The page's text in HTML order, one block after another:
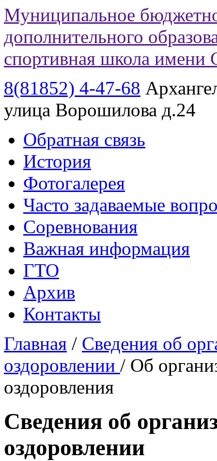
Муниципальное
дополнительного
спортивная школа имени
8(81852) 4-47-68
улица Ворошилова д.24
Обратная связь
История
Фотогалерея
Часто задаваемые
Соревнования
Важная информация
ГТО
Архив
Контакты
Главная / Сведения об
оздоровлении / Об
оздоровления
Сведения об
оздоровлении